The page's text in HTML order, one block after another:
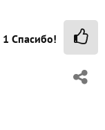
1 Спасибо!